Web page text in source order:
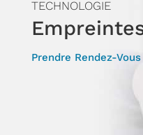
TECHNOLOGIE
Prendre Rendez-Vous